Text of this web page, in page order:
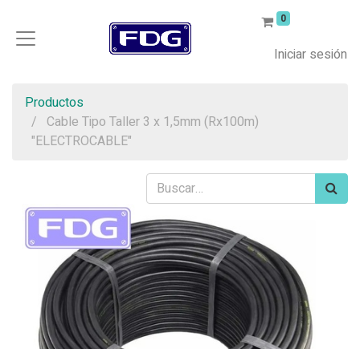
0
Iniciar sesión
Productos
Cable Tipo Taller 3 x 1,5mm (Rx100m)
"ELECTROCABLE"